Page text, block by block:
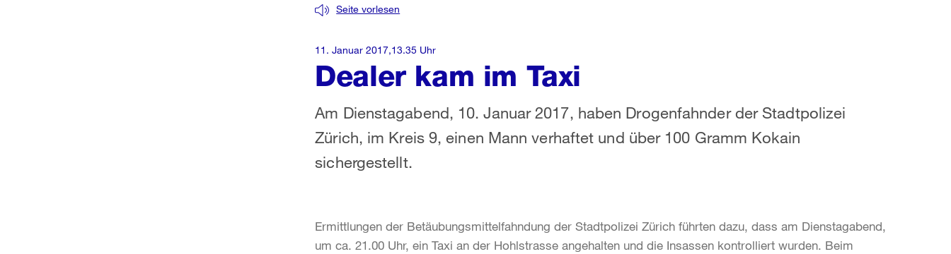
Dealer kam im Taxi
Seite vorlesen
Am Dienstagabend, 10. Januar 2017, haben Drogenfahnder der Stadtpolizei
Zürich, im Kreis 9, einen Mann verhaftet und über 100 Gramm Kokain
sichergestellt.
11. Januar 2017,13.35 Uhr
Ermittlungen der Betäubungsmittelfahndung der Stadtpolizei Zürich führten dazu, dass am Dienstagabend,
um ca. 21.00 Uhr, ein Taxi an der Hohlstrasse angehalten und die Insassen kontrolliert wurden. Beim